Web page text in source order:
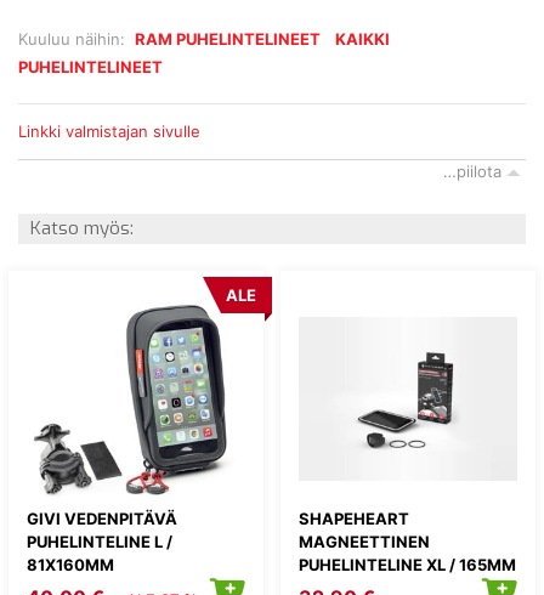
Kuuluu näihin: RAM PUHELINTELINEET
KAIKKI
PUHELINTELINEET
Linkki valmistajan sivulle
…piilota
Katso myös:
GIVI VEDENPITÄVÄ
PUHELINTELINE L /
81X160MM
ALE
SHAPEHEART
MAGNEETTINEN
PUHELINTELINE XL / 165MM